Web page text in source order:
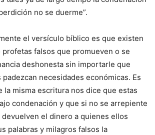
no se duerme”.
el versículo bíblico es que existen
falsos que promueven o se
deshonesta sin importarle que
necesidades económicas. Es
la misma escritura nos dice que estas
condenación y que si no se arrepiente
el dinero a quienes ellos
palabras y milagros falsos la